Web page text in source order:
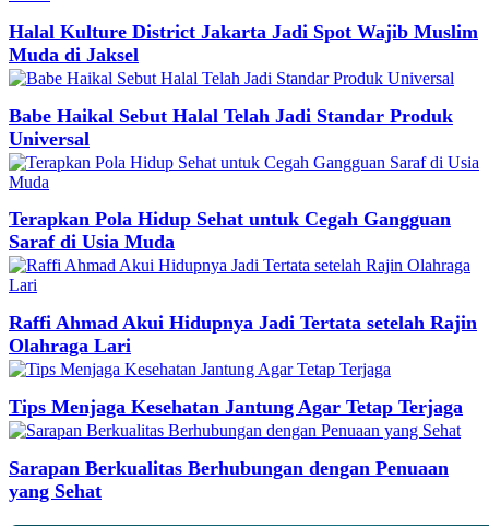
Halal Kulture District Jakarta Jadi Spot Wajib Muslim
Muda di Jaksel
Babe Haikal Sebut Halal Telah Jadi Standar Produk
Universal
Terapkan Pola Hidup Sehat untuk Cegah Gangguan
Saraf di Usia Muda
Raffi Ahmad Akui Hidupnya Jadi Tertata setelah Rajin
Olahraga Lari
Tips Menjaga Kesehatan Jantung Agar Tetap Terjaga
Sarapan Berkualitas Berhubungan dengan Penuaan
yang Sehat